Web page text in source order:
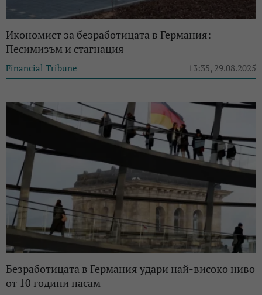
Икономист за безработицата в Германия:
Песимизъм и стагнация
Financial Tribune 13:35, 29.08.2025
Безработицата в Германия удари най-високо ниво
от 10 години насам